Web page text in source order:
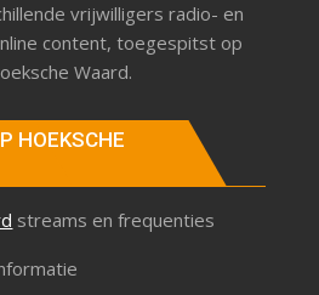
vrijwilligers radio- en
content, toegespitst op
Waard.
HOEKSCHE
streams en frequenties